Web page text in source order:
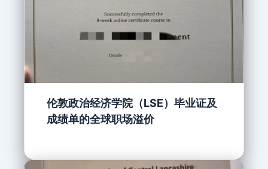
伦敦政治经济学院（LSE）毕业证及
成绩单的全球职场溢价